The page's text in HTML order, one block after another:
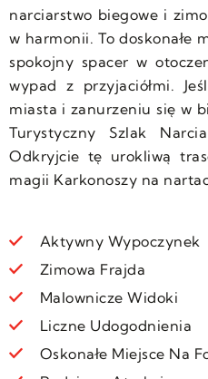
narciarstwo biegowe i
w harmonii. To doskonałe
spokojny spacer w
wypad z przyjaciółmi.
miasta i zanurzeniu się w
Turystyczny Szlak
Odkryjcie tę urokliwą
magii Karkonoszy na
Aktywny Wypoczynek
Zimowa Frajda
Malownicze Widoki
Liczne Udogodnienia
Oskonałe Miejsce Na